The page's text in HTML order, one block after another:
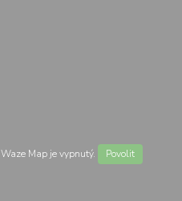
Waze Map je vypnutý. Povolit